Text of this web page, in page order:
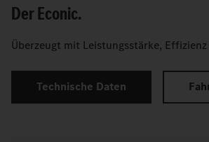
Der Econic.
Überzeugt mit Leistungsstärke,
Technische Daten